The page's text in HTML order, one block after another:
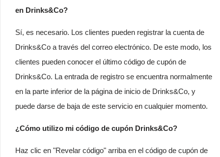
en Drinks&Co?
Sí, es necesario. Los clientes pueden registrar la cuenta de
Drinks&Co a través del correo electrónico. De este modo, los
clientes pueden conocer el último código de cupón de
Drinks&Co. La entrada de registro se encuentra normalmente
en la parte inferior de la página de inicio de Drinks&Co, y
puede darse de baja de este servicio en cualquier momento.
¿Cómo utilizo mi código de cupón Drinks&Co?
Haz clic en "Revelar código" arriba en el código de cupón de